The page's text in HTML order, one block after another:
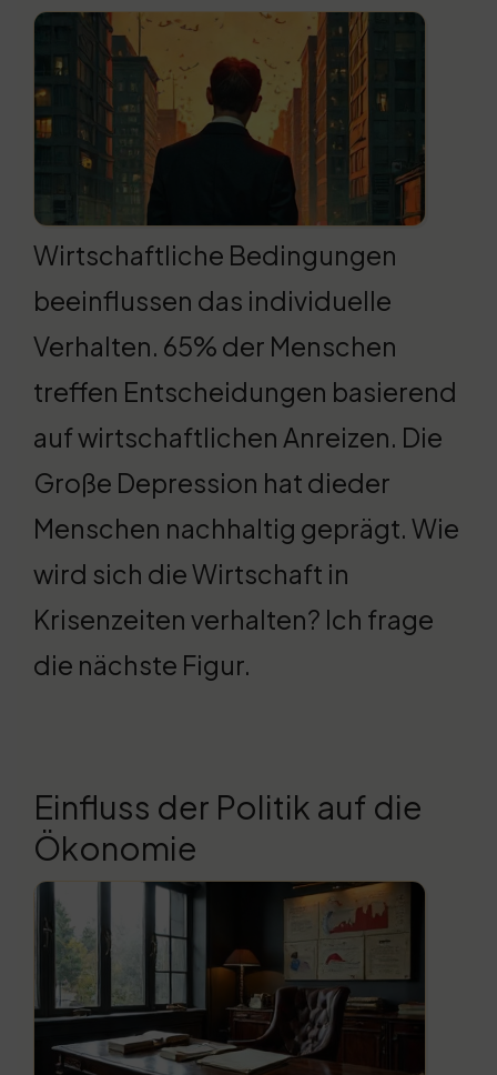
Wirtschaftliche Bedingungen
beeinflussen das individuelle
Verhalten. 65% der Menschen
treffen Entscheidungen basierend
auf wirtschaftlichen Anreizen. Die
Große Depression hat dieder
Menschen nachhaltig geprägt. Wie
wird sich die Wirtschaft in
Krisenzeiten verhalten? Ich frage
die nächste Figur.
Einfluss der Politik auf die
Ökonomie